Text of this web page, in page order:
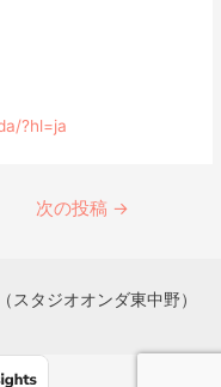
?hl=ja
次の投稿 →
タジオオンダ東中野）